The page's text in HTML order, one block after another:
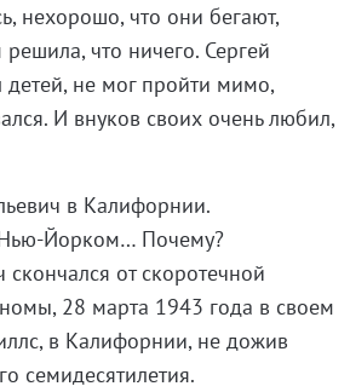
нехорошо, что они бегают,
решила, что ничего. Сергей
не мог пройти мимо,
И внуков своих очень любил,
в Калифорнии.
Йорком… Почему?
скончался от скоротечной
28 марта 1943 года в своем
в Калифорнии, не дожив
семидесятилетия.